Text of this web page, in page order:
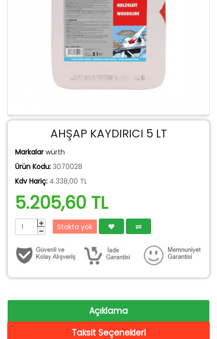
AHŞAP KAYDIRICI 5 LT
Markalar würth
Ürün Kodu: 3070028
Kdv Hariç: 4.338,00 TL
5.205,60 TL
Stokta yok
Açıklama
Taksit Seçenekleri